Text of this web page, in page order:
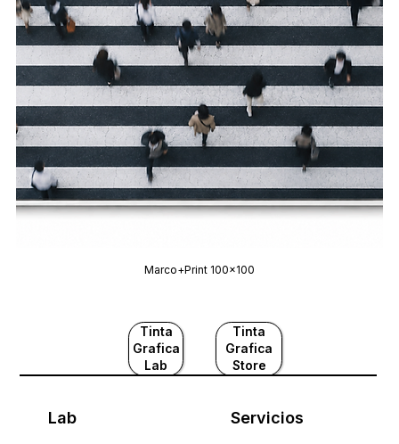
Marco+Print 100x100
Tinta
Grafica
Lab
Tinta
Grafica
Store
Lab Servicios